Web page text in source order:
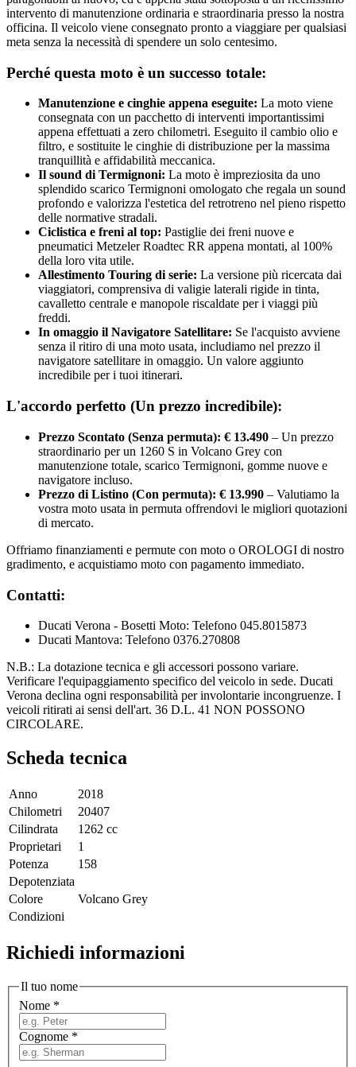
intervento di manutenzione ordinaria e straordinaria presso la nostra
officina. Il veicolo viene consegnato pronto a viaggiare per qualsiasi
meta senza la necessità di spendere un solo centesimo.
Perché questa moto è un successo totale:
Manutenzione e cinghie appena eseguite: La moto viene
consegnata con un pacchetto di interventi importantissimi
appena effettuati a zero chilometri. Eseguito il cambio olio e
filtro, e sostituite le cinghie di distribuzione per la massima
tranquillità e affidabilità meccanica.
Il sound di Termignoni: La moto è impreziosita da uno
splendido scarico Termignoni omologato che regala un sound
profondo e valorizza l'estetica del retrotreno nel pieno rispetto
delle normative stradali.
Ciclistica e freni al top: Pastiglie dei freni nuove e
pneumatici Metzeler Roadtec RR appena montati, al 100%
della loro vita utile.
Allestimento Touring di serie: La versione più ricercata dai
viaggiatori, comprensiva di valigie laterali rigide in tinta,
cavalletto centrale e manopole riscaldate per i viaggi più
freddi.
In omaggio il Navigatore Satellitare: Se l'acquisto avviene
senza il ritiro di una moto usata, includiamo nel prezzo il
navigatore satellitare in omaggio. Un valore aggiunto
incredibile per i tuoi itinerari.
L'accordo perfetto (Un prezzo incredibile):
Prezzo Scontato (Senza permuta): € 13.490 – Un prezzo
straordinario per un 1260 S in Volcano Grey con
manutenzione totale, scarico Termignoni, gomme nuove e
navigatore incluso.
Prezzo di Listino (Con permuta): € 13.990 – Valutiamo la
vostra moto usata in permuta offrendovi le migliori quotazioni
di mercato.
Offriamo finanziamenti e permute con moto o OROLOGI di nostro
gradimento, e acquistiamo moto con pagamento immediato.
Contatti:
Ducati Verona - Bosetti Moto: Telefono 045.8015873
Ducati Mantova: Telefono 0376.270808
N.B.: La dotazione tecnica e gli accessori possono variare.
Verificare l'equipaggiamento specifico del veicolo in sede. Ducati
Verona declina ogni responsabilità per involontarie incongruenze. I
veicoli ritirati ai sensi dell'art. 36 D.L. 41 NON POSSONO
CIRCOLARE.
Scheda tecnica
Anno
2018
Chilometri
20407
Cilindrata
1262 cc
Proprietari
1
Potenza
158
Depotenziata
Colore
Volcano Grey
Condizioni
Richiedi informazioni
Il tuo nome
Nome *
Cognome *